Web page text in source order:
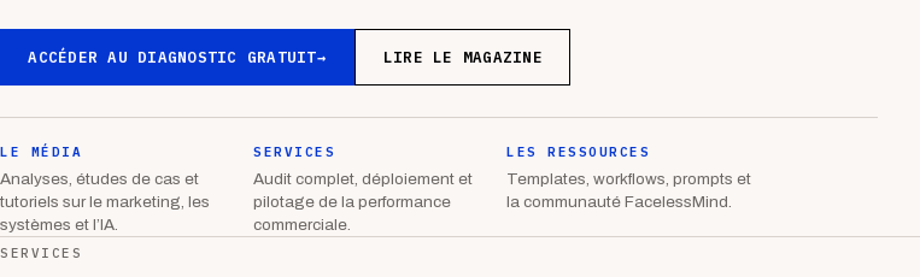
ACCÉDER AU DIAGNOSTIC GRATUIT→ LIRE LE MAGAZINE
LE MÉDIA
Analyses, études de cas et
tutoriels sur le marketing, les
systèmes et l’IA.
SERVICES
Audit complet, déploiement et
pilotage de la performance
commerciale.
LES RESSOURCES
Templates, workflows, prompts et
la communauté FacelessMind.
SERVICES